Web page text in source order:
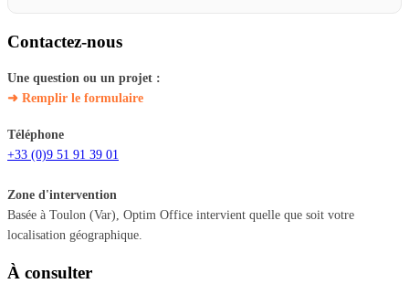
Contactez-nous
Une question ou un projet :
➜ Remplir le formulaire
Téléphone
+33 (0)9 51 91 39 01
Zone d'intervention
Basée à Toulon (Var), Optim Office intervient quelle que soit votre
localisation géographique.
À consulter